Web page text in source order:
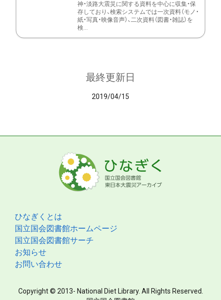
神・淡路大震災に関する資料を中心に収集・保
存しており、検索システムでは一次資料（モノ・
紙・写真・映像音声）、二次資料（図書・雑誌）を
検...
最終更新日
2019/04/15
ひなぎくとは
国立国会図書館ホームページ
国立国会図書館サーチ
お知らせ
お問い合わせ
Copyright © 2013- National Diet Library. All Rights Reserved.